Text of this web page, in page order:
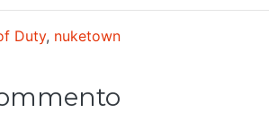
Duty, nuketown